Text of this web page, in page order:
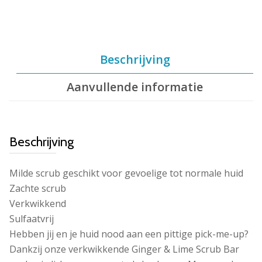
Beschrijving
Aanvullende informatie
Beschrijving
Milde scrub geschikt voor gevoelige tot normale huid
Zachte scrub
Verkwikkend
Sulfaatvrij
Hebben jij en je huid nood aan een pittige pick-me-up?
Dankzij onze verkwikkende Ginger & Lime Scrub Bar